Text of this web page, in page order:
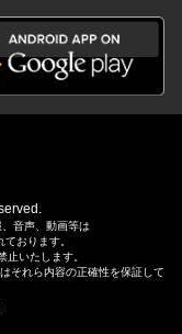
音声、動画等は
おります。
止いたします。
それら内容の正確性を保証して